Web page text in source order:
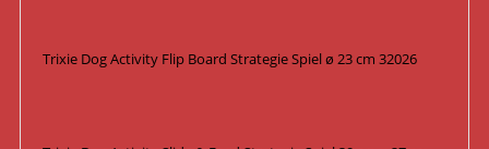
Trixie Dog Activity Flip Board Strategie Spiel ø 23 cm 32026